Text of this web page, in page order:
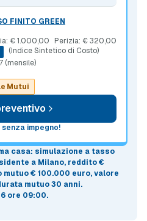
FINITO GREEN
€ 1.000,00
Perizia: € 320,00
(Indice Sintetico di Costo)
(mensile)
Mutui
impegno!
casa: simulazione a tasso
a Milano, reddito €
mutuo€ 100.000 euro, valore
mutuo30 anni.
ore 09:00.